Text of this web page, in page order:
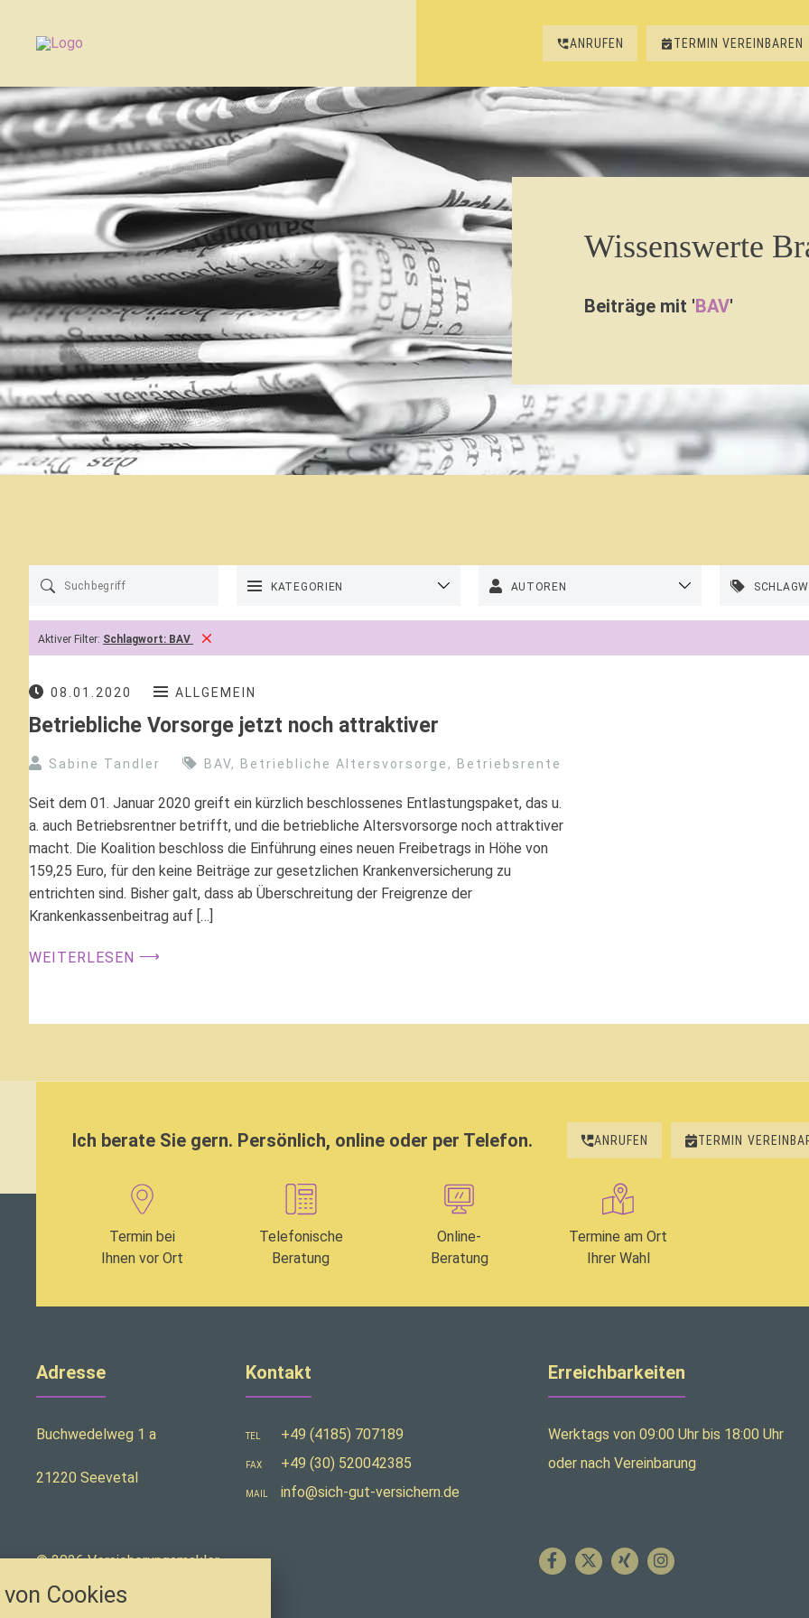
ANRUFEN TERMIN VEREINBAREN
Wissenswerte
Beiträge mit 'BAV'
KATEGORIEN AUTOREN
Aktiver Filter: Schlagwort: BAV
08.01.2020 ALLGEMEIN
Betriebliche Vorsorge jetzt noch attraktiver
Sabine Tandler BAV, Betriebliche Altersvorsorge , Betriebsrente
Seit dem 01. Januar 2020 greift ein kürzlich beschlossenes Entlastungspaket, das u.
a. auch Betriebsrentner betrifft, und die betriebliche Altersvorsorge noch attraktiver
macht. Die Koalition beschloss die Einführung eines neuen Freibetrags in Höhe von
159,25 Euro, für den keine Beiträge zur gesetzlichen Krankenversicherung zu
entrichten sind. Bisher galt, dass ab Überschreitung der Freigrenze der
Krankenkassenbeitrag auf […]
WEITERLESEN ⟶
Ich berate Sie gern. Persönlich, online oder per Telefon. ANRUFEN TERMIN
Termin bei
Ihnen vor Ort
Telefonische
Beratung
Online-
Beratung
Termine am Ort
Ihrer Wahl
Adresse
Buchwedelweg 1 a
21220 Seevetal
Kontakt
TEL +49 (4185) 707189
FAX +49 (30) 520042385
MAIL info@sich-gut-versichern.de
Erreichbarkeiten
Werktags von 09:00 Uhr bis 18:00 Uhr
oder nach Vereinbarung
© 2026 Versicherungsmakler
Cookies
akzeptieren oder zu blockieren.